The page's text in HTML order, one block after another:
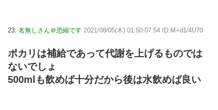
23: 名無しさん＠恐縮です 2021/08/05(木) 01:50:07.54 ID:M+d1/4U70
ポカリは補給であって代謝を上げるものでは
ないでしょ
500mlも飲めば十分だから後は水飲めば良い